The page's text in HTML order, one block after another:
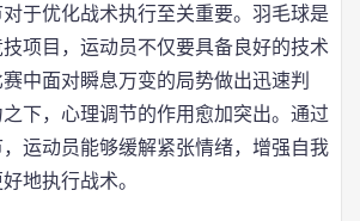
于优化战术执行至关重要。羽毛球是
项目，运动员不仅要具备良好的技术
中面对瞬息万变的局势做出迅速判
下，心理调节的作用愈加突出。通过
运动员能够缓解紧张情绪，增强自我
地执行战术。